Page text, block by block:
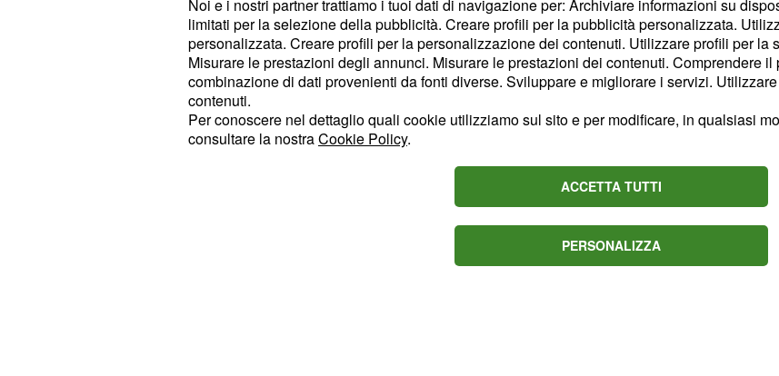
raffigurato), Trump ha minato la stabilità raggiunta e
rafforzata nel corso degli ultimi vent'anni, chiedendo
incessantemente i contributi dovuti e minacciando gli
insolventi diabbandonarli al proprio destino
La manovra Trump ha dunque generato un'ondata di
risentimento tra i paesi europei, i cui principali leader hanno
programma autonomo per la difesa,
nel caso in cui il presidente americano non avesse soltanto
Noi e i nostri partner trattiamo i tuoi dati di navigazione per: Archiviare informazioni su
limitati per la selezione della pubblicità. Creare profili per la pubblicità personalizzata.
personalizzata. Creare profili per la personalizzazione dei contenuti. Utilizzare profili per la
Misurare le prestazioni degli annunci. Misurare le prestazioni dei contenuti. Comprendere
combinazione di dati provenienti da fonti diverse. Sviluppare e migliorare i servizi.
contenuti.
Per conoscere nel dettaglio quali cookie utilizziamo sul sito e per modificare, in qualsiasi
consultare la nostraCookie Policy.
ACCETTA TUTTI
PERSONALIZZA